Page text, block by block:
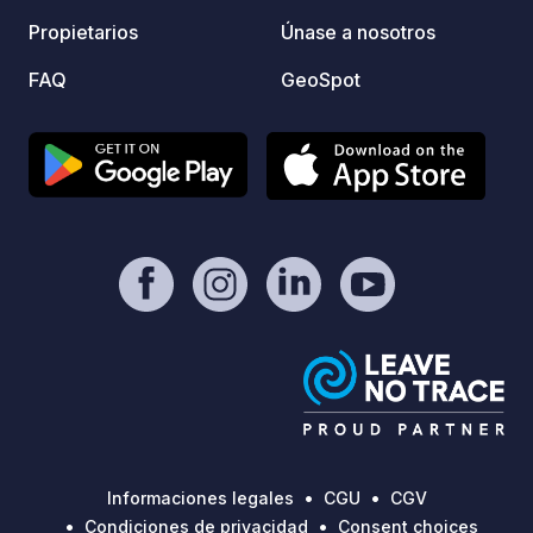
Propietarios
FAQ
Únase a nosotros
GeoSpot
Informaciones legales CGU
CGV
Condiciones de privacidad
Consent choices